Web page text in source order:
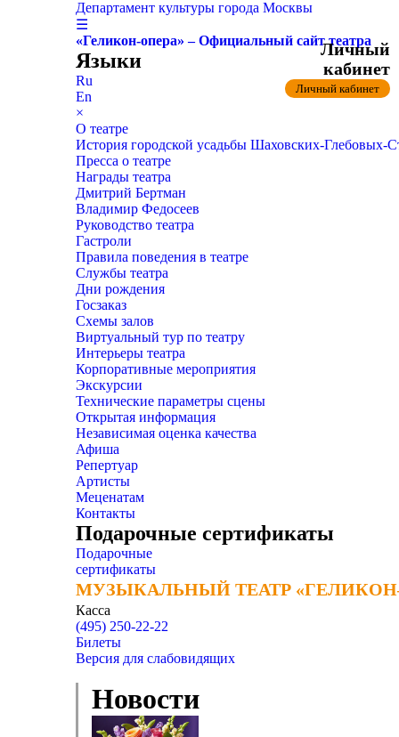
Департамент культуры города Москвы
☰
«Геликон-опера» – Официальный сайт театра
Языки
Ru
En
×
О театре
История городской усадьбы Шаховских-
Пресса о театре
Награды театра
Дмитрий Бертман
Владимир Федосеев
Руководство театра
Гастроли
Правила поведения в театре
Службы театра
Дни рождения
Госзаказ
Схемы залов
Виртуальный тур по театру
Интерьеры театра
Корпоративные мероприятия
Экскурсии
Технические параметры сцены
Открытая информация
Независимая оценка качества
Афиша
Репертуар
Артисты
Меценатам
Контакты
Подарочные сертификаты
Подарочные
сертификаты
МУЗЫКАЛЬНЫЙ ТЕАТР
МУЗЫКАЛЬНЫЙ ТЕАТР
Касса
(495) 250-22-22
Личный
кабинет
Личный кабинет
Билеты
Версия для слабовидящих
Новости